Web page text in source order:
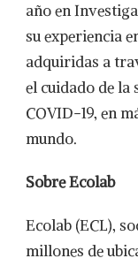
año en
su experiencia
adquiridas a
el cuidado de la
COVID-19, en
mundo.
Sobre Ecolab
Ecolab (ECL),
millones de